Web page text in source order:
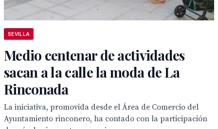
SEVILLA
Medio centenar de actividades
sacan a la calle la moda de La
Rinconada
La iniciativa, promovida desde el Área de Comercio del
Ayuntamiento rinconero, ha contado con la participación